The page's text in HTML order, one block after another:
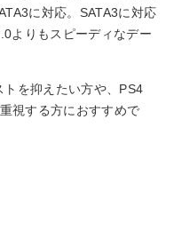
に対応。SATA3に対応
よりもスピーディなデー
を抑えたい方や、PS4
視する方におすすめで